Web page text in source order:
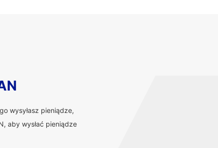
wysyłasz pieniądze,
aby wysłać pieniądze